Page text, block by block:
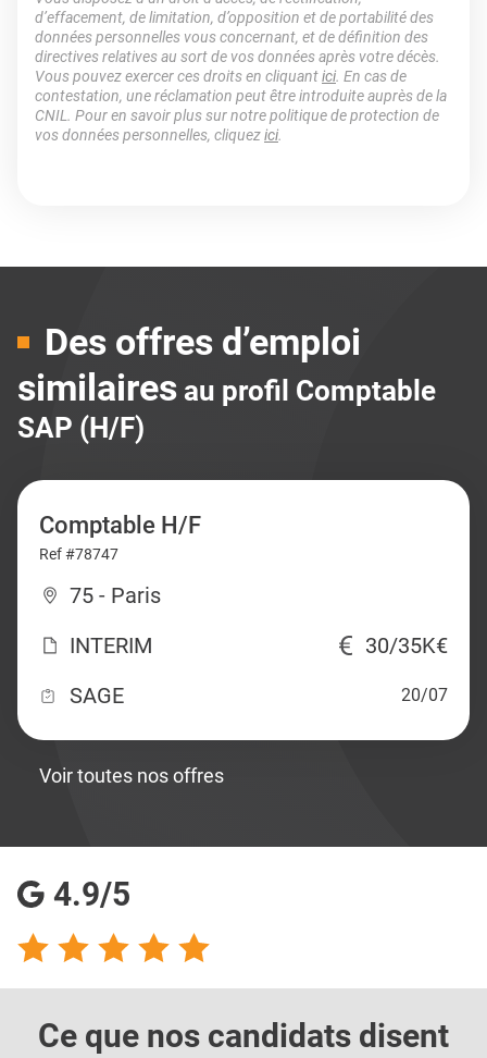
d’effacement, de limitation, d’opposition et de portabilité des
données personnelles vous concernant, et de définition des
directives relatives au sort de vos données après votre décès.
Vous pouvez exercer ces droits en cliquantici. En cas de
contestation, une réclamation peut être introduite auprès de la
CNIL. Pour en savoir plus sur notre politique de protection de
vos données personnelles, cliquezici.
Des offres d’emploi
similaires au profil Comptable
SAP (H/F)
Comptable H/F
Ref #78747
75 - Paris
INTERIM
30/35K€
SAGE
20/07
Voir toutes nos offres
4.9/5
Ce que nos candidats disent